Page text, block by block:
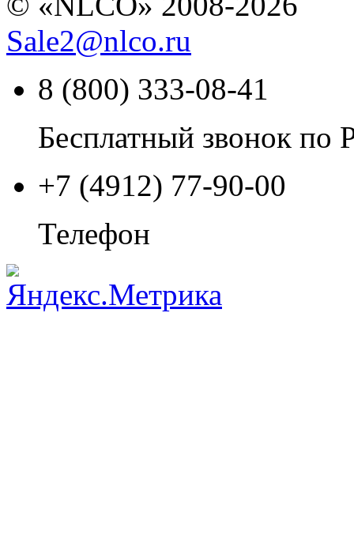
Sale2@nlco.ru
8 (800) 333-08-41
Бесплатный звонок по
+7 (4912) 77-90-00
Телефон